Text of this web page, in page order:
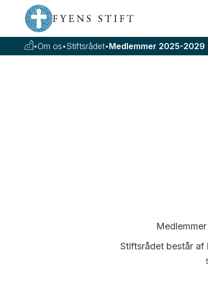
•Om os•Stiftsrådet•Medlemmer 2025-2029
Stiftsrådet består